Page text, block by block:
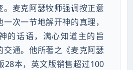
。麦克阿瑟牧师强调按正意
次一节地解开神的真理，
的话语，满心知道主的旨
交通。他所著之《麦克阿瑟
28本，英文版销售超过100